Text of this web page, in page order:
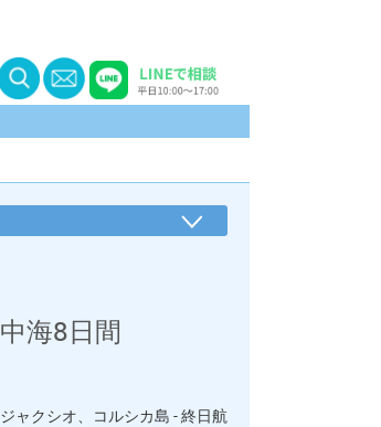
海8日間
ャクシオ、コルシカ島 - 終日航